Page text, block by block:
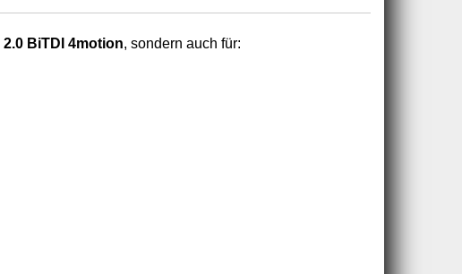
BiTDI 4motion, sondern auch für: